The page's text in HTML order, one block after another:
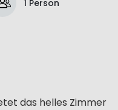
1 Person
das helles Zimmer